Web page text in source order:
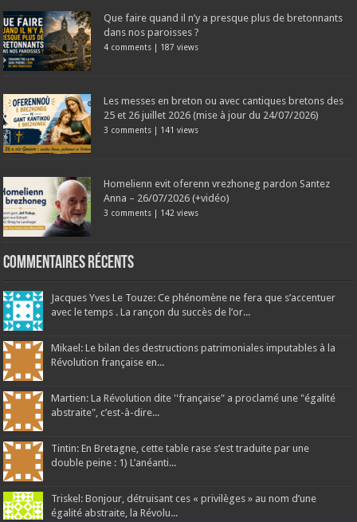
Que faire quand il n’y a presque plus de bretonnants
dans nos paroisses ?
4 comments | 187 views
Les messes en breton ou avec cantiques bretons des
25 et 26 juillet 2026 (mise à jour du 24/07/2026)
3 comments | 141 views
Homelienn evit oferenn vrezhoneg pardon Santez
Anna – 26/07/2026 (+vidéo)
3 comments | 142 views
Commentaires récents
Jacques Yves Le Touze: Ce phénomène ne fera que s’accentuer
avec le temps . La rançon du succès de l’or...
Mikael: Le bilan des destructions patrimoniales imputables à la
Révolution française en...
Martien: La Révolution dite ''française" a proclamé une "égalité
abstraite", c’est-à-dire...
Tintin: En Bretagne, cette table rase s’est traduite par une
double peine : 1) L’anéanti...
Triskel: Bonjour, détruisant ces « privilèges » au nom d’une
égalité abstraite, la Révolu...